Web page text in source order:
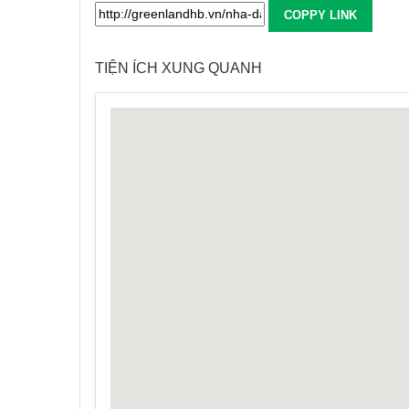
COPPY LINK
TIỆN ÍCH XUNG QUANH